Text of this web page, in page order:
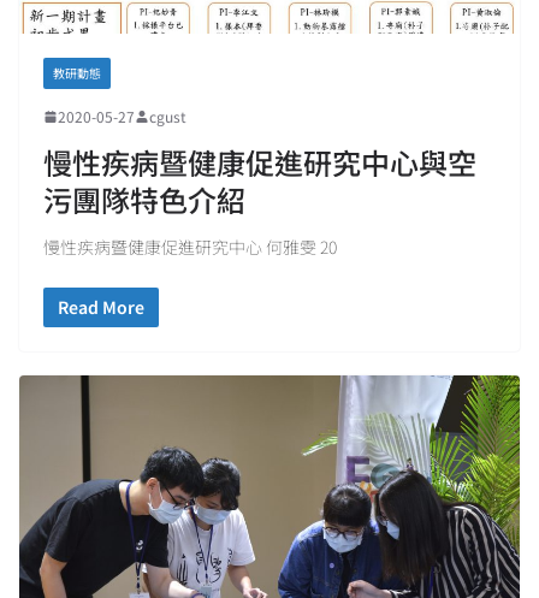
教研動態
2020-05-27 cgust
慢性疾病暨健康促進研究中心與空
污團隊特色介紹
慢性疾病暨健康促進研究中心 何雅雯 20
Read More